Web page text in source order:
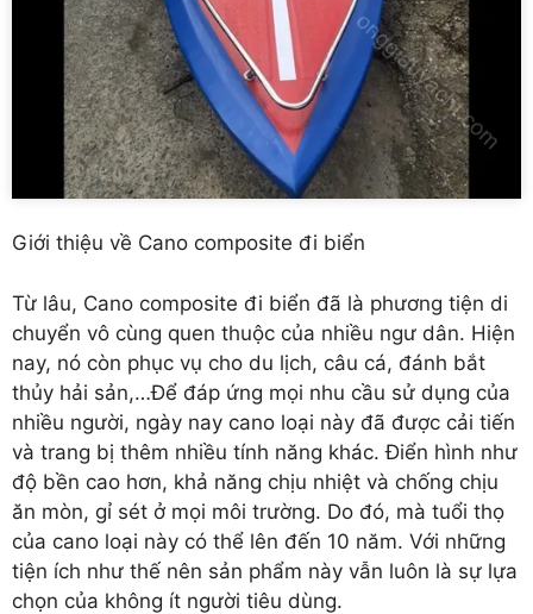
Giới thiệu về Cano composite đi biển
Từ lâu, Cano composite đi biển đã là phương tiện di
chuyển vô cùng quen thuộc của nhiều ngư dân. Hiện
nay, nó còn phục vụ cho du lịch, câu cá, đánh bắt
thủy hải sản,…Để đáp ứng mọi nhu cầu sử dụng của
nhiều người, ngày nay cano loại này đã được cải tiến
và trang bị thêm nhiều tính năng khác. Điển hình như
độ bền cao hơn, khả năng chịu nhiệt và chống chịu
ăn mòn, gỉ sét ở mọi môi trường. Do đó, mà tuổi thọ
của cano loại này có thể lên đến 10 năm. Với những
tiện ích như thế nên sản phẩm này vẫn luôn là sự lựa
chọn của không ít người tiêu dùng.